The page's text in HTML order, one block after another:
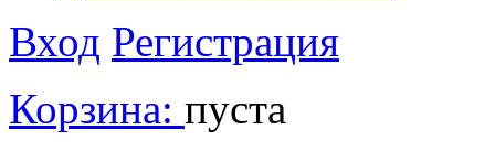
Вход Регистрация
Корзина: пуста